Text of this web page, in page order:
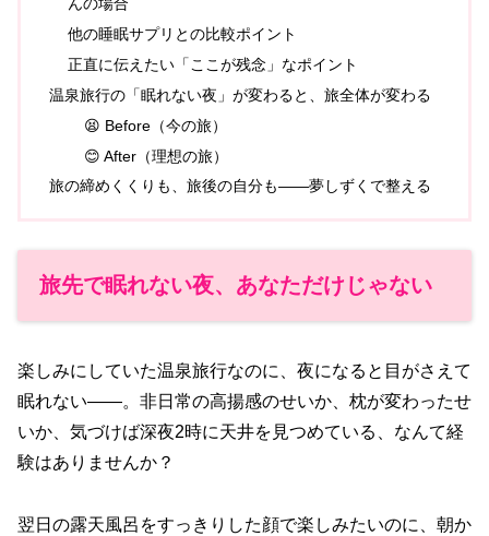
他の睡眠サプリとの比較ポイント
正直に伝えたい「ここが残念」なポイント
温泉旅行の「眠れない夜」が変わると、旅全体が変わる
😫 Before（今の旅）
😊 After（理想の旅）
旅の締めくくりも、旅後の自分も——夢しずくで整える
旅先で眠れない夜、あなただけじゃない
楽しみにしていた温泉旅行なのに、夜になると目がさえて
眠れない——。非日常の高揚感のせいか、枕が変わったせ
いか、気づけば深夜2時に天井を見つめている、なんて経
験はありませんか？
翌日の露天風呂をすっきりした顔で楽しみたいのに、朝か